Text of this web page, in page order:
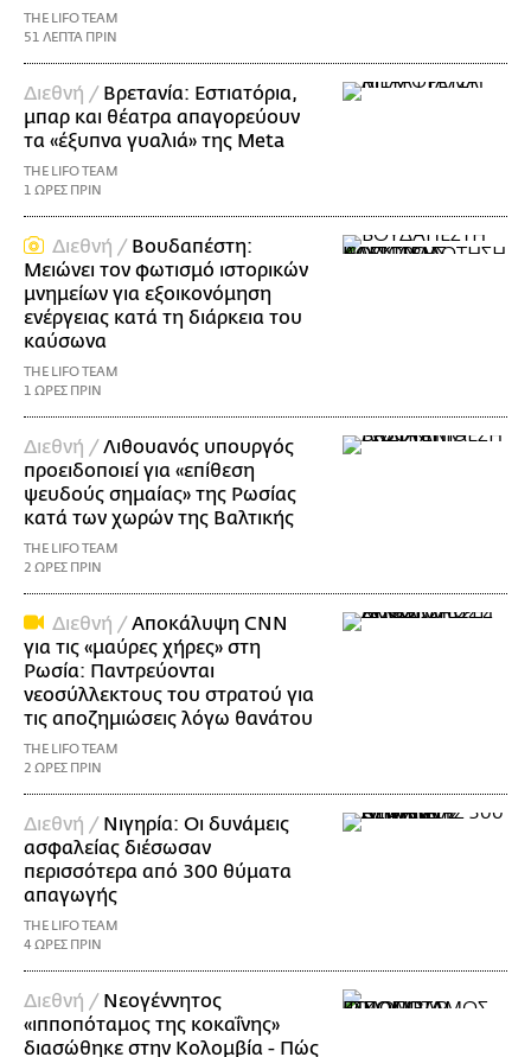
THE LIFO TEAM
51 ΛΕΠΤΑ ΠΡΙΝ
Διεθνή / Βρετανία: Εστιατόρια,
μπαρ και θέατρα απαγορεύουν
τα «έξυπνα γυαλιά» της Meta
THE LIFO TEAM
1 ΩΡΕΣ ΠΡΙΝ
Διεθνή / Βουδαπέστη:
Μειώνει τον φωτισμό ιστορικών
μνημείων για εξοικονόμηση
ενέργειας κατά τη διάρκεια του
καύσωνα
THE LIFO TEAM
1 ΩΡΕΣ ΠΡΙΝ
Διεθνή /Λιθουανός υπουργός
προειδοποιεί για «επίθεση
ψευδούς σημαίας» της Ρωσίας
κατά των χωρών της Βαλτικής
THE LIFO TEAM
2 ΩΡΕΣ ΠΡΙΝ
Διεθνή /Αποκάλυψη CNN
για τις «μαύρες χήρες» στη
Ρωσία: Παντρεύονται
νεοσύλλεκτους του στρατού για
τις αποζημιώσεις λόγω θανάτου
THE LIFO TEAM
2 ΩΡΕΣ ΠΡΙΝ
Διεθνή / Νιγηρία: Οι δυνάμεις
ασφαλείας διέσωσαν
περισσότερα από 300 θύματα
απαγωγής
THE LIFO TEAM
4 ΩΡΕΣ ΠΡΙΝ
Διεθνή / Νεογέννητος
«ιπποπόταμος της κοκαΐνης»
διασώθηκε στην Κολομβία - Πώς